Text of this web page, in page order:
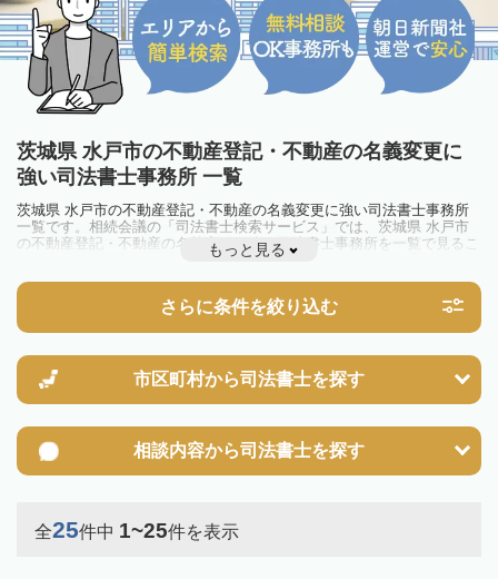
茨城県 水戸市の不動産登記・不動産の名義変更に
強い司法書士事務所 一覧
茨城県 水戸市の不動産登記・不動産の名義変更に強い司法書士事務所
一覧です。相続会議の「司法書士検索サービス」では、茨城県 水戸市
の不動産登記・不動産の名義変更に強い司法書士事務所を一覧で見るこ
とが出来ます。相続のトラブルやお悩みを抱えている方は一度近隣の司
もっと見る
さらに条件を絞り込む
市区町村から司法書士を探す
相談内容から司法書士を探す
全25件中 1~25件を表示